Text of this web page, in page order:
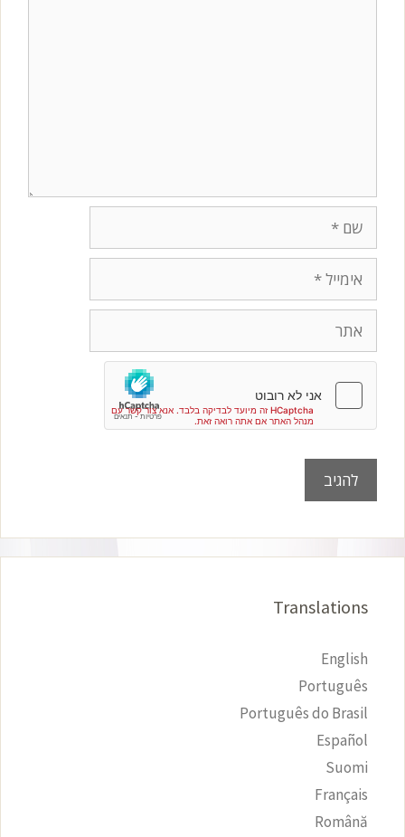
Translations
English
Português
Português do Brasil
Español
Suomi
Français
Română